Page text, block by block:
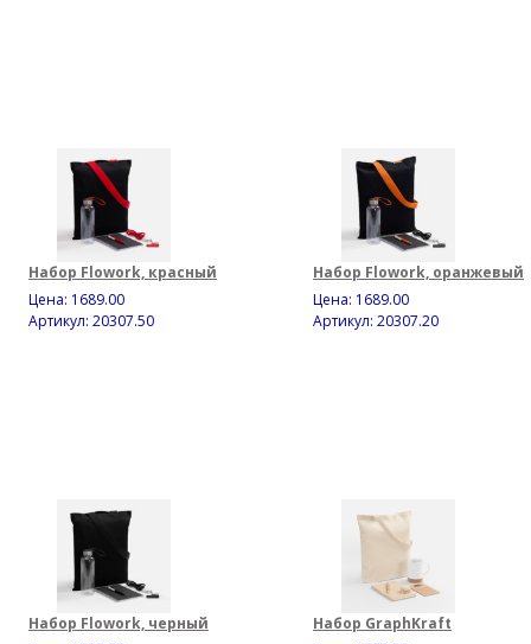
Набор Flowork, красный
Цена: 1689.00
Артикул: 20307.50
Набор Flowork, оранжевый
Цена: 1689.00
Артикул: 20307.20
Набор Flowork, черный
Набор GraphKraft